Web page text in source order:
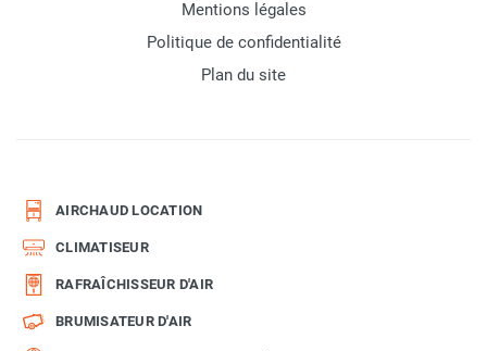
Mentions légales
Politique de confidentialité
Plan du site
AIRCHAUD LOCATION
CLIMATISEUR
RAFRAÎCHISSEUR D'AIR
BRUMISATEUR D'AIR